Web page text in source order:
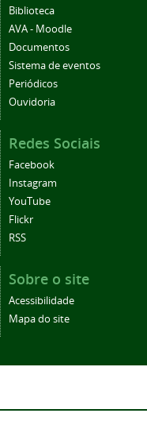
Biblioteca
AVA - Moodle
Documentos
Sistema de eventos
Periódicos
Ouvidoria
Redes Sociais
Facebook
Instagram
YouTube
Flickr
RSS
Sobre o site
Acessibilidade
Mapa do site